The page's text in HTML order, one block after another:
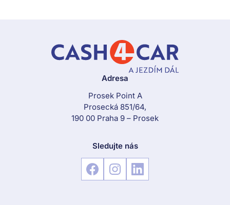
Adresa
Prosek Point A
Prosecká 851/64,
190 00 Praha 9 – Prosek
Sledujte nás